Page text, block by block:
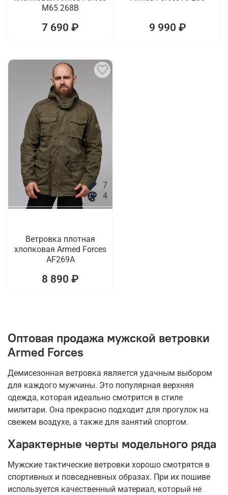
M65 268B
7 690 ₽ 9 990 ₽
7
4
Ветровка плотная
хлопковая Armed Forces
AF269A
8 890 ₽
Оптовая продажа мужской ветровки
Armed Forces
Демисезонная ветровка является удачным выбором
для каждого мужчины. Это популярная верхняя
одежда, которая идеально смотрится в стиле
милитари. Она прекрасно подходит для прогулок на
свежем воздухе, а также для занятий спортом.
Характерные черты модельного ряда
Мужские тактические ветровки хорошо смотрятся в
спортивных и повседневных образах. При их пошиве
используется качественный материал, который не